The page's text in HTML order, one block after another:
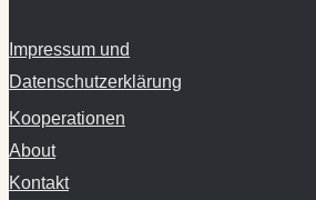
Impressum und
Datenschutzerklärung
Kooperationen
About
Kontakt